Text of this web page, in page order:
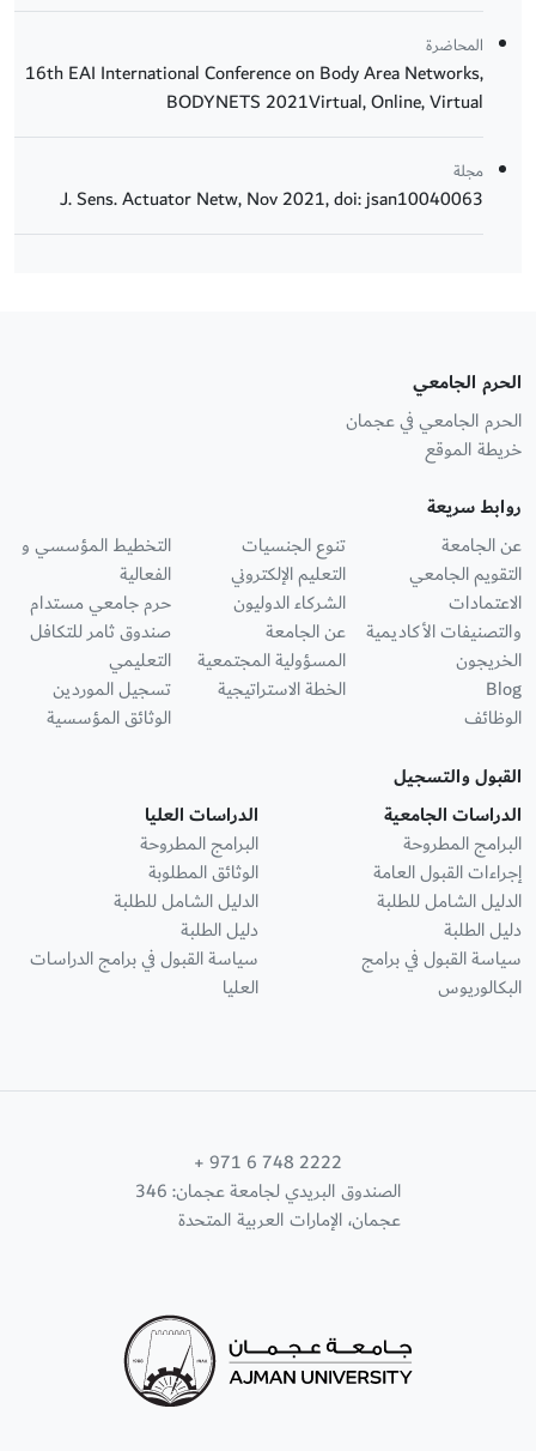
المحاضرة
16th EAI International Conference on Body Area Networks,
BODYNETS 2021Virtual, Online, Virtual
مجلة
J. Sens. Actuator Netw, Nov 2021, doi: jsan10040063
الحرم الجامعي
الحرم الجامعي في عجمان
خريطة الموقع
روابط سريعة
عن الجامعة
التقويم الجامعي
الاعتمادات
والتصنيفات الأكاديمية
الخريجون
Blog
الوظائف
تنوع الجنسيات
التعليم الإلكتروني
الشركاء الدوليون
عن الجامعة
المسؤولية المجتمعية
الخطة الاستراتيجية
التخطيط المؤسسي و
الفعالية
حرم جامعي مستدام
صندوق ثامر للتكافل
التعليمي
تسجيل الموردين
الوثائق المؤسسية
القبول والتسجيل
الدراسات الجامعية
البرامج المطروحة
إجراءات القبول العامة
الدليل الشامل للطلبة
دليل الطلبة
سياسة القبول في برامج
البكالوريوس
الدراسات العليا
البرامج المطروحة
الوثائق المطلوبة
الدليل الشامل للطلبة
دليل الطلبة
سياسة القبول في برامج الدراسات
العليا
+ 971 6 748 2222
الصندوق البريدي لجامعة عجمان: 346
عجمان، الإمارات العربية المتحدة